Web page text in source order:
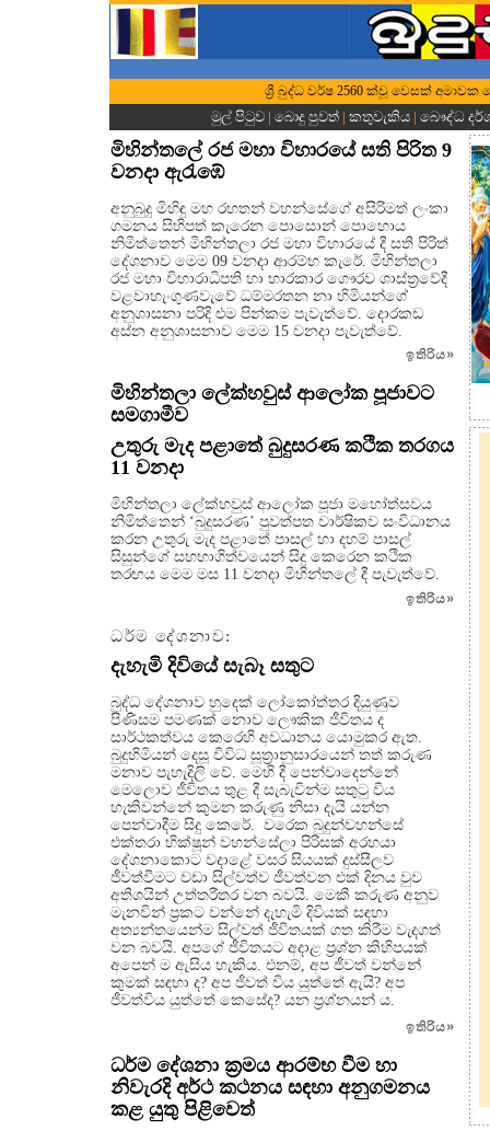
ශ්‍රී බුද්ධ වර්ෂ 2560 ක්වූ වෙසක් අමාවක
මුල් පිටුව | බොදු පුවත්| කතුවැකිය| බෞද්ධ
මිහින්තලේ රජ මහා විහාරයේ සති පිරිත 9
වනදා ඇරැඹේ
අනුබුදු මිහිඳු මහ රහතන් වහන්සේගේ අසිරිමත් ලංකා
ගමනය සිහිපත් කැරෙන පොසොන් පොහොය
නිමිත්තෙන් මිහින්තලා රජ මහා විහාරයේ දී සති පිරිත්
දේශනාව මෙම 09 වනදා ආරම්භ කැරේ. මිහින්තලා
රජ මහා විහාරාධිපති හා භාරකාර ගෞරව ශාස්ත්‍රවේදී
වළවාහැංගුණවැවේ ධම්මරතන නා හිමියන්ගේ
අනුශාසනා පරිදි එම පින්කම පැවැත්වේ. දොරකඩ
අස්න අනුශාසනාව මෙම 15 වනදා පැවැත්වේ.
ඉතිරිය»
මිහින්තලා ලේක්හවුස් ආලෝක පූජාවට
සමගාමීව
උතුරු මැද පළාතේ බුදුසරණ කථික තරගය
11 වනදා
මිහින්තලා ලේක්හවුස් ආලෝක පූජා මහෝත්සවය
නිමිත්තෙන් ‘බුදුසරණ’ පුවත්පත වාර්ෂිකව සංවිධානය
කරන උතුරු මැද පළාතේ පාසල් හා දහම් පාසල්
සිසුන්ගේ සහභාගිත්වයෙන් සිදු කෙරෙන කථික
තරඟය මෙම මස 11 වනදා මිහින්තලේ දී පැවැත්වේ.
ඉතිරිය»
ධර්ම දේශනාව:
දැහැමි දිවියේ සැබෑ සතුට
බුද්ධ දේශනාව හුදෙක් ලෝකෝත්තර දියුණුව
පිණිසම පමණක් නොව ලෞකික ජීවිතය ද
සාර්ථකත්වය කෙරෙහි අවධානය යොමුකර ඇත.
බුදුහිමියන් දෙසූ විවිධ සූත්‍රානුසාරයෙන් තත් කරුණ
මනාව පැහැදිලි වේ. මෙහි දී පෙන්වාදෙන්නේ
මෙලොව ජීවිතය තුළ දී සැබැවින්ම සතුටු විය
හැකිවන්නේ කුමන කරුණු නිසා දැයි යන්න
පෙන්වාදීම සිදු කෙරේ. වරෙක බුදුන්වහන්සේ
එක්තරා භික්ෂූන් වහන්සේලා පිරිසක් අරභයා
දේශනාකොට වදාළේ වසර සියයක් දුස්සීලව
ජීවත්වීමට වඩා සිල්වත්ව ජීවත්වන එක් දිනය වුව
අතිශයින් උත්තරීතර වන බවයි. මෙකී කරුණ අනුව
මැනවින් ප්‍රකට වන්නේ දැහැමි දිවියක් සඳහා
අත්‍යන්තයෙන්ම සිල්වත් ජීවිතයක් ගත කිරීම වැදගත්
වන බවයි. අපගේ ජීවිතයට අදාළ ප්‍රශ්න කිහිපයක්
අපෙන් ම ඇසිය හැකිය. එනම්, අප ජීවත් වන්නේ
කුමක් සඳහා ද? අප ජීවත් විය යුත්තේ ඇයි? අප
ජීවත්විය යුත්තේ කෙසේද? යන ප්‍රශ්නයන් ය.
ඉතිරිය»
ධර්ම දේශනා ක්‍රමය ආරම්භ වීම හා
නිවැරදි අර්ථ කථනය සඳහා අනුගමනය
කළ යුතු පිළිවෙත්